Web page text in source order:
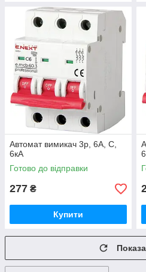
Автомат вимикач 3р, 6А, C,
6кА
Готово до відправки
277 ₴
Купити